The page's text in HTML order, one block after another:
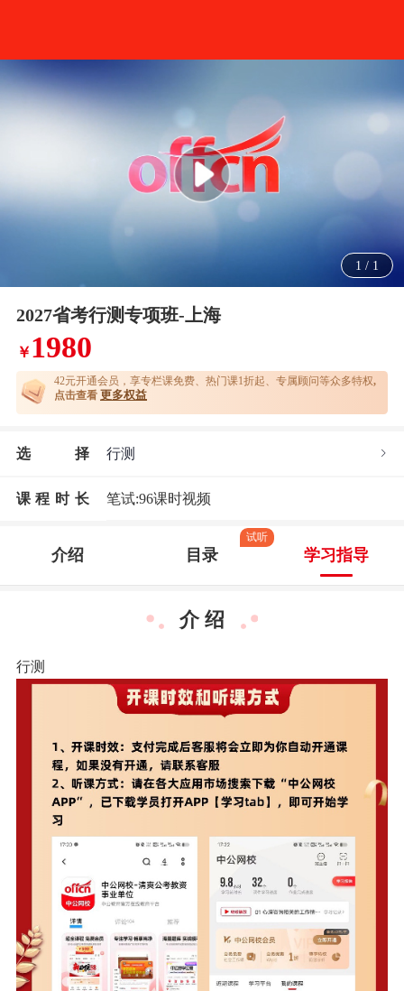
1 / 1
2027省考行测专项班-上海
￥ 1980
42元开通会员，享专栏课免费、热门课1折起、专属顾问等众多特权,
点击查看 更多权益
选 择 行测
课程时长 笔试:96课时视频
介绍 目录
试听
学习指导
介 绍
行测